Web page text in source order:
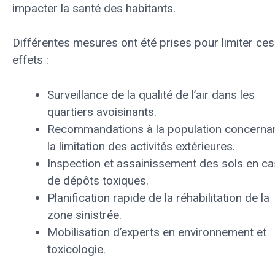
impacter la santé des habitants.
Différentes mesures ont été prises pour limiter ces
effets :
Surveillance de la qualité de l’air dans les
quartiers avoisinants.
Recommandations à la population
la limitation des activités extérieures.
Inspection et assainissement des sols en
de dépôts toxiques.
Planification rapide de la réhabilitation de la
zone sinistrée.
Mobilisation d’experts en environnement et
toxicologie.